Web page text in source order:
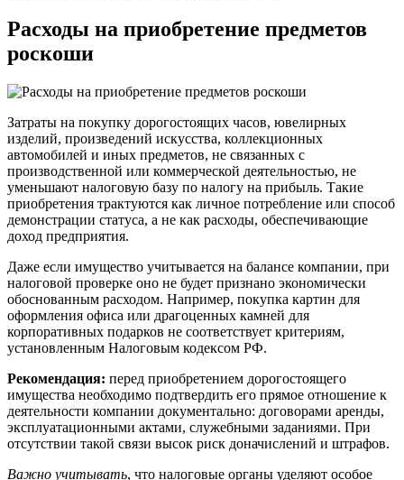
Расходы на приобретение предметов
роскоши
Затраты на покупку дорогостоящих часов, ювелирных
изделий, произведений искусства, коллекционных
автомобилей и иных предметов, не связанных с
производственной или коммерческой деятельностью, не
уменьшают налоговую базу по налогу на прибыль. Такие
приобретения трактуются как личное потребление или способ
демонстрации статуса, а не как расходы, обеспечивающие
доход предприятия.
Даже если имущество учитывается на балансе компании, при
налоговой проверке оно не будет признано экономически
обоснованным расходом. Например, покупка картин для
оформления офиса или драгоценных камней для
корпоративных подарков не соответствует критериям,
установленным Налоговым кодексом РФ.
Рекомендация: перед приобретением дорогостоящего
имущества необходимо подтвердить его прямое отношение к
деятельности компании документально: договорами аренды,
эксплуатационными актами, служебными заданиями. При
отсутствии такой связи высок риск доначислений и штрафов.
Важно учитывать, что налоговые органы уделяют особое